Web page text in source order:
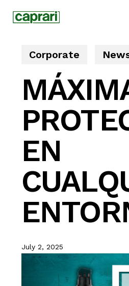
Corporate
EN
July 2, 2025